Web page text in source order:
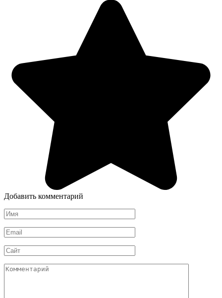
Добавить комментарий
Имя
*
Email
*
Сайт
Комментарий